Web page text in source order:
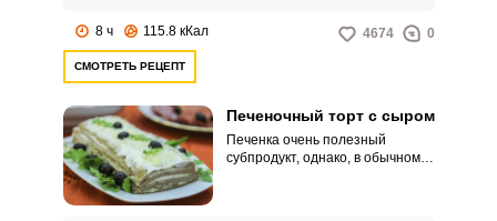
8 ч 115.8 кКал 4674 0
СМОТРЕТЬ РЕЦЕПТ
Печеночный торт с сыром
Печенка очень полезный
субпродукт, однако, в обычном